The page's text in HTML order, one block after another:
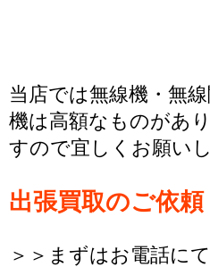
当店では無線機・無
機は高額なものがあ
すので宜しくお願い
出張買取のご依
＞＞まずはお電話に